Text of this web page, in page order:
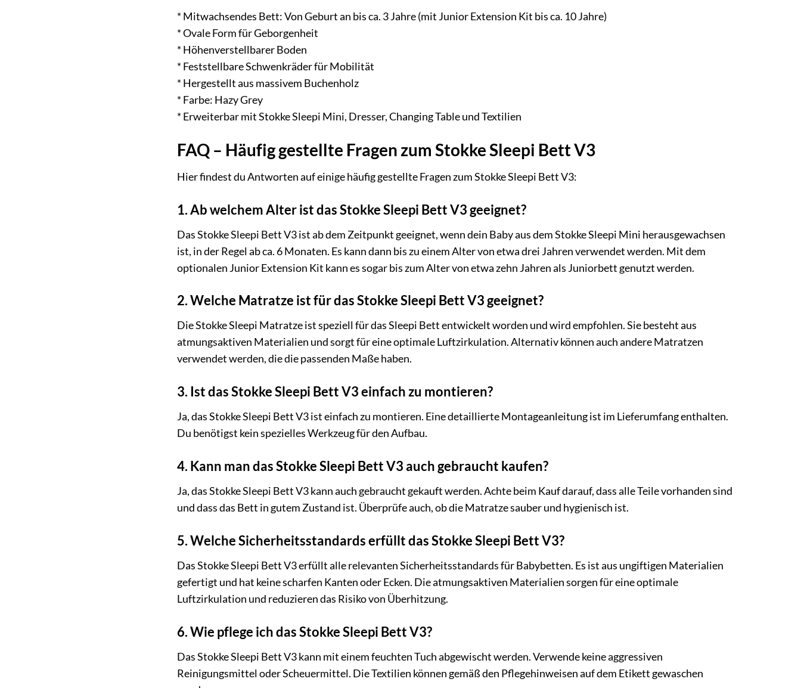
* Mitwachsendes Bett: Von Geburt an bis ca. 3 Jahre (mit Junior Extension Kit bis ca. 10 Jahre)
* Ovale Form für Geborgenheit
* Höhenverstellbarer Boden
* Feststellbare Schwenkräder für Mobilität
* Hergestellt aus massivem Buchenholz
* Farbe: Hazy Grey
* Erweiterbar mit Stokke Sleepi Mini, Dresser, Changing Table und Textilien
FAQ – Häufig gestellte Fragen zum Stokke Sleepi Bett V3
Hier findest du Antworten auf einige häufig gestellte Fragen zum Stokke Sleepi Bett V3:
1. Ab welchem Alter ist das Stokke Sleepi Bett V3 geeignet?
Das Stokke Sleepi Bett V3 ist ab dem Zeitpunkt geeignet, wenn dein Baby aus dem Stokke Sleepi Mini herausgewachsen
ist, in der Regel ab ca. 6 Monaten. Es kann dann bis zu einem Alter von etwa drei Jahren verwendet werden. Mit dem
optionalen Junior Extension Kit kann es sogar bis zum Alter von etwa zehn Jahren als Juniorbett genutzt werden.
2. Welche Matratze ist für das Stokke Sleepi Bett V3 geeignet?
Die Stokke Sleepi Matratze ist speziell für das Sleepi Bett entwickelt worden und wird empfohlen. Sie besteht aus
atmungsaktiven Materialien und sorgt für eine optimale Luftzirkulation. Alternativ können auch andere Matratzen
verwendet werden, die die passenden Maße haben.
3. Ist das Stokke Sleepi Bett V3 einfach zu montieren?
Ja, das Stokke Sleepi Bett V3 ist einfach zu montieren. Eine detaillierte Montageanleitung ist im Lieferumfang enthalten.
Du benötigst kein spezielles Werkzeug für den Aufbau.
4. Kann man das Stokke Sleepi Bett V3 auch gebraucht kaufen?
Ja, das Stokke Sleepi Bett V3 kann auch gebraucht gekauft werden. Achte beim Kauf darauf, dass alle Teile vorhanden sind
und dass das Bett in gutem Zustand ist. Überprüfe auch, ob die Matratze sauber und hygienisch ist.
5. Welche Sicherheitsstandards erfüllt das Stokke Sleepi Bett V3?
Das Stokke Sleepi Bett V3 erfüllt alle relevanten Sicherheitsstandards für Babybetten. Es ist aus ungiftigen Materialien
gefertigt und hat keine scharfen Kanten oder Ecken. Die atmungsaktiven Materialien sorgen für eine optimale
Luftzirkulation und reduzieren das Risiko von Überhitzung.
6. Wie pflege ich das Stokke Sleepi Bett V3?
Das Stokke Sleepi Bett V3 kann mit einem feuchten Tuch abgewischt werden. Verwende keine aggressiven
Reinigungsmittel oder Scheuermittel. Die Textilien können gemäß den Pflegehinweisen auf dem Etikett gewaschen